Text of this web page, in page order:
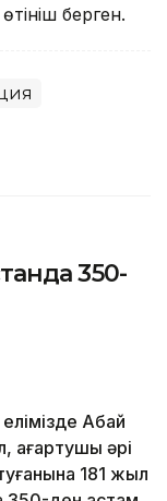
берген.
350-
Абай
ағартушы әрі
181 жыл